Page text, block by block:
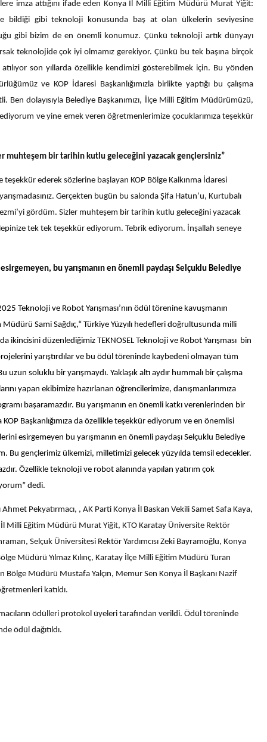
imza attığını ifade eden Konya İl Milli Eğitim Müdürü Murat Yiğit:
bildiği gibi teknoloji konusunda baş at olan ülkelerin seviyesine
gibi bizim de en önemli konumuz. Çünkü teknoloji artık dünyayı
teknolojide çok iyi olmamız gerekiyor. Çünkü bu tek başına birçok
son yıllarda özellikle kendimizi gösterebilmek için. Bu yönden
ve KOP İdaresi Başkanlığımızla birlikte yaptığı bu çalışma
Ben dolayısıyla Belediye Başkanımızı, İlçe Milli Eğitim Müdürümüzü,
ve yine emek veren öğretmenlerimize çocuklarımıza teşekkür
muhteşem bir tarihin kutlu geleceğini yazacak gençlersiniz”
ederek sözlerine başlayan KOP Bölge Kalkınma İdaresi
Gerçekten bugün bu salonda Şifa Hatun’u, Kurtubalı
gördüm. Sizler muhteşem bir tarihin kutlu geleceğini yazacak
tek tek teşekkür ediyorum. Tebrik ediyorum. İnşallah seneye
bu yarışmanın en önemli paydaşı Selçuklu Belediye
Teknoloji ve Robot Yarışması’nın ödül törenine kavuşmanın
Sami Sağdıç,“ Türkiye Yüzyılı hedefleri doğrultusunda milli
ikincisini düzenlediğimiz TEKNOSEL Teknoloji ve Robot Yarışması bin
yarıştırdılar ve bu ödül töreninde kaybedeni olmayan tüm
soluklu bir yarışmaydı. Yaklaşık altı aydır hummalı bir çalışma
yapan ekibimize hazırlanan öğrencilerimize, danışmanlarımıza
başaramazdır. Bu yarışmanın en önemli katkı verenlerinden bir
KOP Başkanlığımıza da özellikle teşekkür ediyorum ve en önemlisi
esirgemeyen bu yarışmanın en önemli paydaşı Selçuklu Belediye
Bu gençlerimiz ülkemizi, milletimizi gelecek yüzyılda temsil edecekler.
Özellikle teknoloji ve robot alanında yapılan yatırım çok
dedi.
Pekyatırmacı, , AK Parti Konya İl Baskan Vekili Samet Safa Kaya,
Milli Eğitim Müdürü Murat Yiğit, KTO Karatay Üniversite Rektör
Selçuk Üniversitesi Rektör Yardımcısı Zeki Bayramoğlu, Konya
Müdürü Yılmaz Kılınç, Karatay İlçe Milli Eğitim Müdürü Turan
Bölge Müdürü Mustafa Yalçın, Memur Sen Konya İl Başkanı Nazif
katıldı.
ödülleri protokol üyeleri tarafından verildi. Ödül töreninde
ödül dağıtıldı.